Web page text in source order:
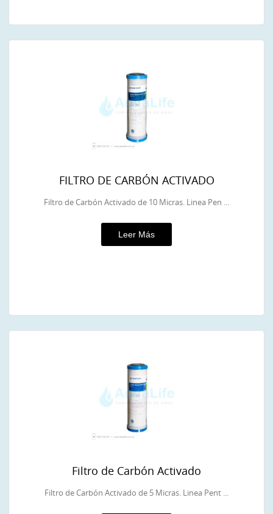
FILTRO DE CARBÓN ACTIVADO
Filtro de Carbón Activado de 10 Micras. Linea Pen ...
Leer Más
Filtro de Carbón Activado
Filtro de Carbón Activado de 5 Micras. Linea Pent ...